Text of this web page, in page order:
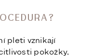
pleti vznikají
pokožky,